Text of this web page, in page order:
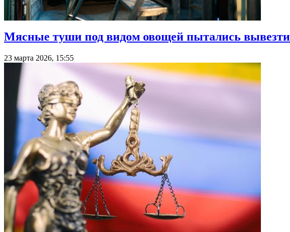
Мясные туши под видом овощей пытались
23 марта 2026, 15:55